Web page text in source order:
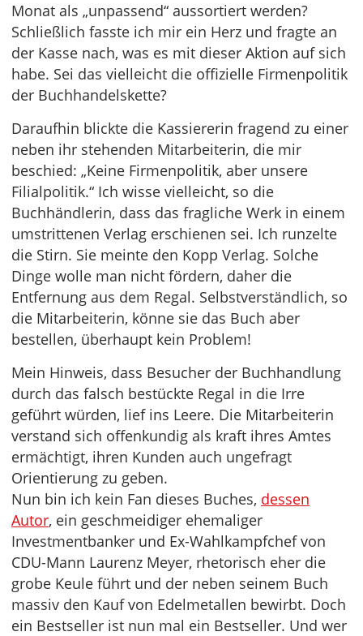
Monat als „unpassend“ aussortiert werden?
Schließlich fasste ich mir ein Herz und fragte an
der Kasse nach, was es mit dieser Aktion auf sich
habe. Sei das vielleicht die offizielle Firmenpolitik
der Buchhandelskette?
Daraufhin blickte die Kassiererin fragend zu einer
neben ihr stehenden Mitarbeiterin, die mir
beschied: „Keine Firmenpolitik, aber unsere
Filialpolitik.“ Ich wisse vielleicht, so die
Buchhändlerin, dass das fragliche Werk in einem
umstrittenen Verlag erschienen sei. Ich runzelte
die Stirn. Sie meinte den Kopp Verlag. Solche
Dinge wolle man nicht fördern, daher die
Entfernung aus dem Regal. Selbstverständlich, so
die Mitarbeiterin, könne sie das Buch aber
bestellen, überhaupt kein Problem!
Mein Hinweis, dass Besucher der Buchhandlung
durch das falsch bestückte Regal in die Irre
geführt würden, lief ins Leere. Die Mitarbeiterin
verstand sich offenkundig als kraft ihres Amtes
ermächtigt, ihren Kunden auch ungefragt
Orientierung zu geben.
Nun bin ich kein Fan dieses Buches, dessen
Autor, ein geschmeidiger ehemaliger
Investmentbanker und Ex-Wahlkampfchef von
CDU-Mann Laurenz Meyer, rhetorisch eher die
grobe Keule führt und der neben seinem Buch
massiv den Kauf von Edelmetallen bewirbt. Doch
ein Bestseller ist nun mal ein Bestseller. Und wer